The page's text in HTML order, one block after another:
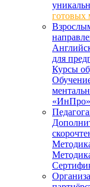
готовых
для
Курсы
«ИнПро»